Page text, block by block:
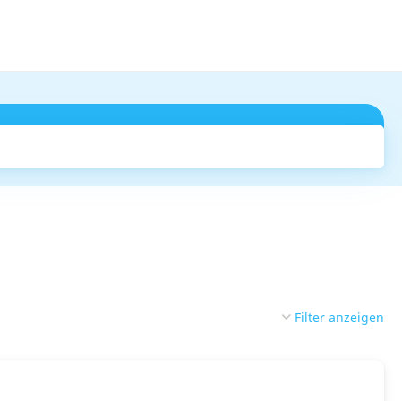
Filter anzeigen